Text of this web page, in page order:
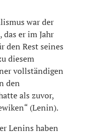
war der
er im Jahr
den Rest seines
diesem
vollständigen
den
als zuvor,
(Lenin).
Lenins haben